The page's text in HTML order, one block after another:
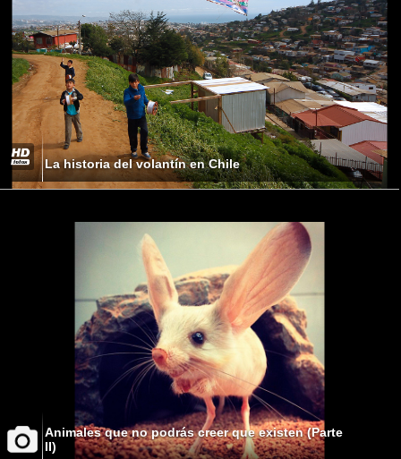
La historia del volantín en Chile
Animales que no podrás creer que existen (Parte
II)